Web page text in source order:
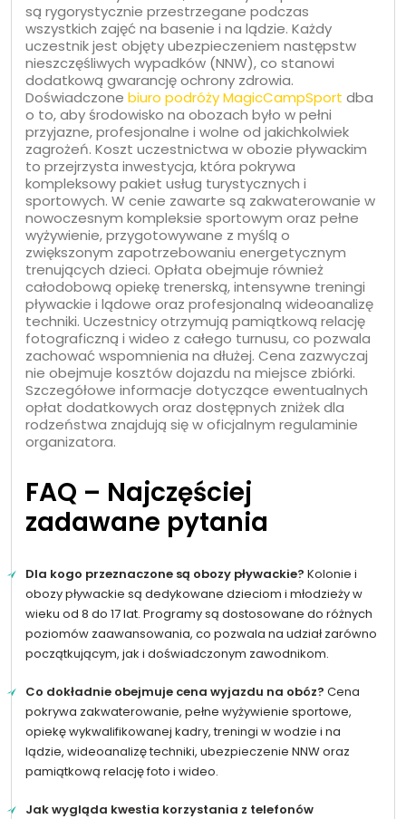
są rygorystycznie przestrzegane podczas
wszystkich zajęć na basenie i na lądzie. Każdy
uczestnik jest objęty ubezpieczeniem następstw
nieszczęśliwych wypadków (NNW), co stanowi
dodatkową gwarancję ochrony zdrowia.
Doświadczone biuro podróży MagicCampSport dba
o to, aby środowisko na obozach było w pełni
przyjazne, profesjonalne i wolne od jakichkolwiek
zagrożeń. Koszt uczestnictwa w obozie pływackim
to przejrzysta inwestycja, która pokrywa
kompleksowy pakiet usług turystycznych i
sportowych. W cenie zawarte są zakwaterowanie w
nowoczesnym kompleksie sportowym oraz pełne
wyżywienie, przygotowywane z myślą o
zwiększonym zapotrzebowaniu energetycznym
trenujących dzieci. Opłata obejmuje również
całodobową opiekę trenerską, intensywne treningi
pływackie i lądowe oraz profesjonalną wideoanalizę
techniki. Uczestnicy otrzymują pamiątkową relację
fotograficzną i wideo z całego turnusu, co pozwala
zachować wspomnienia na dłużej. Cena zazwyczaj
nie obejmuje kosztów dojazdu na miejsce zbiórki.
Szczegółowe informacje dotyczące ewentualnych
opłat dodatkowych oraz dostępnych zniżek dla
rodzeństwa znajdują się w oficjalnym regulaminie
organizatora.
FAQ – Najczęściej
zadawane pytania
Dla kogo przeznaczone są obozy pływackie? Kolonie i
obozy pływackie są dedykowane dzieciom i młodzieży w
wieku od 8 do 17 lat. Programy są dostosowane do różnych
poziomów zaawansowania, co pozwala na udział zarówno
początkującym, jak i doświadczonym zawodnikom.
Co dokładnie obejmuje cena wyjazdu na obóz? Cena
pokrywa zakwaterowanie, pełne wyżywienie sportowe,
opiekę wykwalifikowanej kadry, treningi w wodzie i na
lądzie, wideoanalizę techniki, ubezpieczenie NNW oraz
pamiątkową relację foto i wideo.
Jak wygląda kwestia korzystania z telefonów